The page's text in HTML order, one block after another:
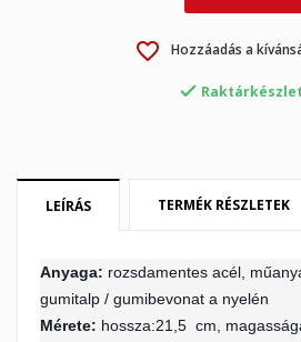
favorite_border Hozzáadás a

LEÍRÁS TERMÉK RÉSZLETEK
Anyaga: rozsdamentes acél,
gumitalp / gumibevonat a nyelén
Mérete: hossza:21,5 cm,
Kívánságlista
Bejelentkezés